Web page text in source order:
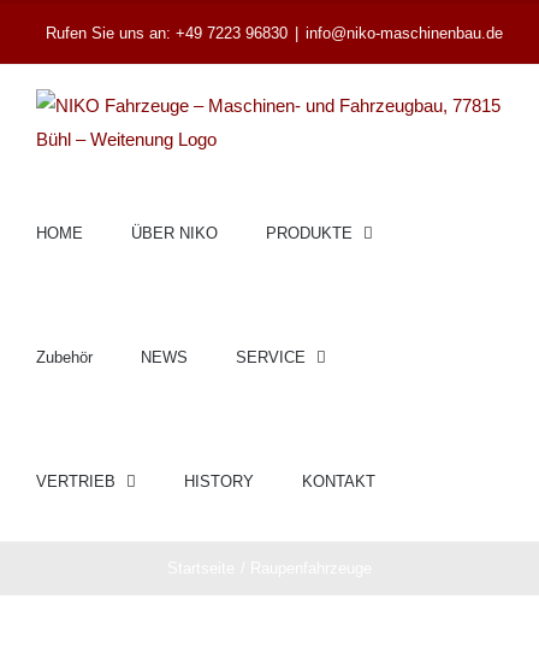
Rufen Sie uns an: +49 7223 96830 info@niko-maschinenbau.de
HOME ÜBER NIKO PRODUKTE
Zubehör NEWS SERVICE
VERTRIEB HISTORY KONTAKT